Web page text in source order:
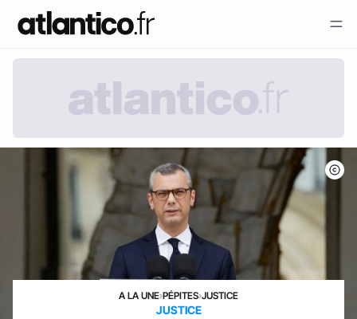
A LA UNE›PÉPITES›JUSTICE
JUSTICE